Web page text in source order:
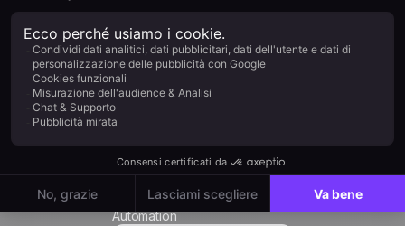
Automation
Azienda *
Ruolo *
Email*